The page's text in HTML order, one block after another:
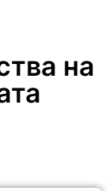
на